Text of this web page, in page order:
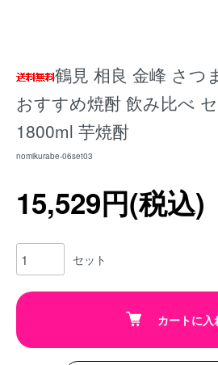
鶴見 相良 金峰 さつ
おすすめ焼酎 飲み比べ
1800ml 芋焼酎
nomikurabe-06set03
15,529円(税込)
セット
カートに入